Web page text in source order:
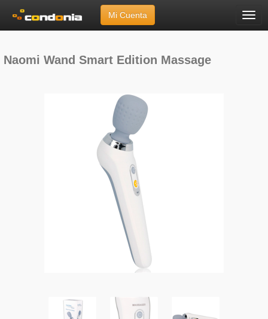
Menú
Mi Cuenta
Naomi Wand»Smart Edition Massage
Naomi Wand Smart Edition Massage